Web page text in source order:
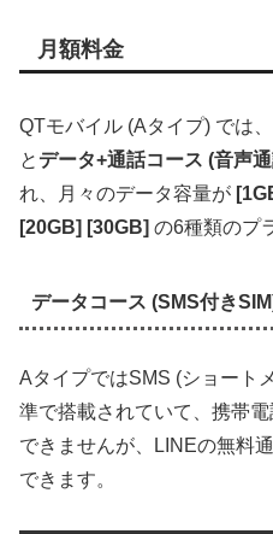
月額料金
QTモバイル (Aタイプ) では、
と データ+通話コース (音声
れ、月々のデータ容量が
[20GB] [30GB] の6種類のプ
データコース (SMS付き
AタイプではSMS (ショート
準で搭載されていて、携帯
できませんが、LINEの無料
できます。